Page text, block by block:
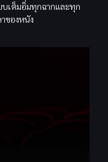
เต็มอิ่มทุกฉากและทุก
าของหนัง